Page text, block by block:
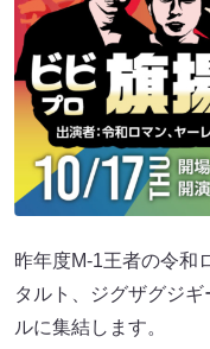
昨年度M-1王者の令和
タルト、ジグザグジ
ルに集結します。